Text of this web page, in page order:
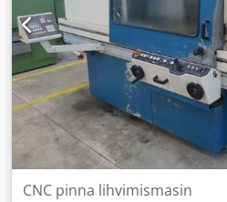
CNC pinna lihvimismasin